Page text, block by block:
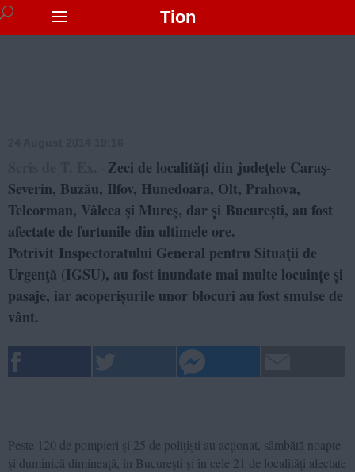
Tion
- Zeci de localități din judeţele Caraş-
Severin, Buzău, Ilfov, Hunedoara, Olt, Prahova,
Teleorman, Vâlcea şi Mureş, dar și București, au fost
afectate de furtunile din ultimele ore.
Potrivit Inspectoratului General pentru Situaţii de
Urgenţă (IGSU), au fost inundate mai multe locuințe și
pasaje, iar acoperișurile unor blocuri au fost smulse de
vânt.
Peste 120 de pompieri şi 25 de poliţişti au acţionat, sâmbătă noapte
şi duminică dimineaţă, în Bucureşti şi în cele 21 de localităţi afectate